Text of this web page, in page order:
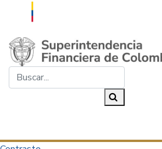
Saltar al contenido principal